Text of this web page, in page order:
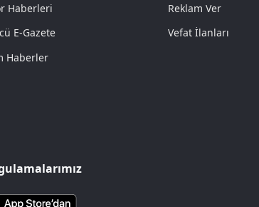
Haberleri
E-Gazete
Haberler
Reklam Ver
Vefat İlanları